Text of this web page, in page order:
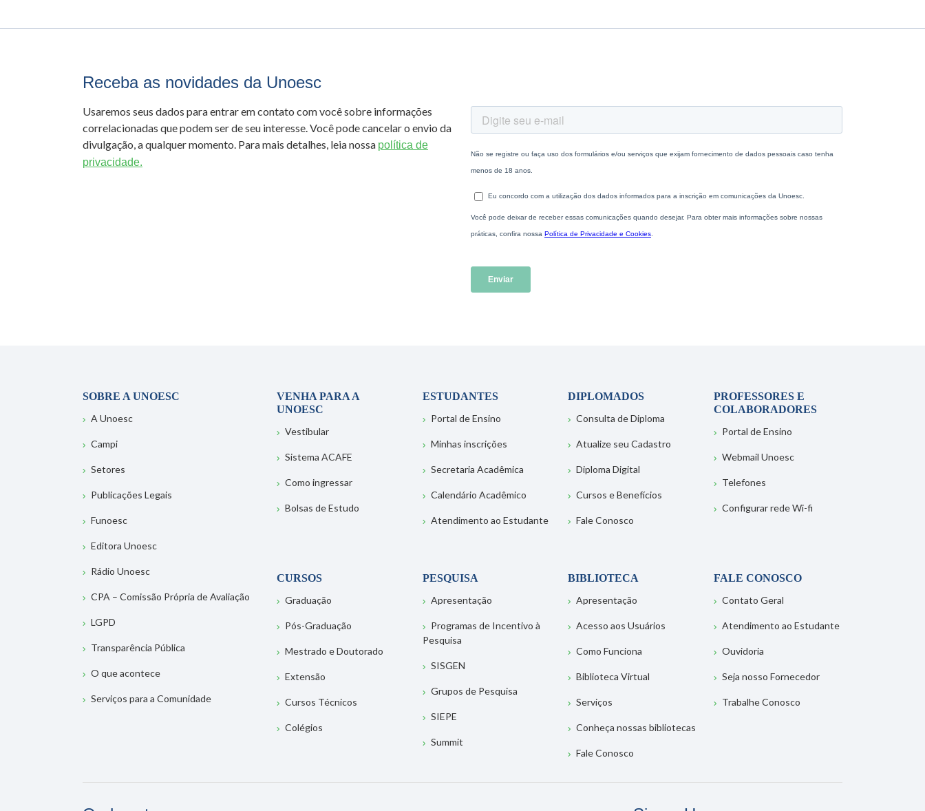
Receba as novidades da Unoesc
Usaremos seus dados para entrar em contato com você sobre informações
correlacionadas que podem ser de seu interesse. Você pode cancelar o envio da
divulgação, a qualquer momento. Para mais detalhes, leia nossa política de
privacidade.
SOBRE A UNOESC
A Unoesc
Campi
Setores
Publicações Legais
Funoesc
Editora Unoesc
Rádio Unoesc
CPA – Comissão Própria de Avaliação
LGPD
Transparência Pública
O que acontece
Serviços para a Comunidade
VENHA PARA A
UNOESC
Vestibular
Sistema ACAFE
Como ingressar
Bolsas de Estudo
ESTUDANTES
Portal de Ensino
Minhas inscrições
Secretaria Acadêmica
Calendário Acadêmico
Atendimento ao Estudante
DIPLOMADOS
Consulta de Diploma
Atualize seu Cadastro
Diploma Digital
Cursos e Benefícios
Fale Conosco
PROFESSORES E
COLABORADORES
Portal de Ensino
Webmail Unoesc
Telefones
Configurar rede Wi-fi
CURSOS
Graduação
Pós-Graduação
Mestrado e Doutorado
Extensão
Cursos Técnicos
Colégios
PESQUISA
Apresentação
Programas de Incentivo à
Pesquisa
SISGEN
Grupos de Pesquisa
SIEPE
Summit
BIBLIOTECA
Apresentação
Acesso aos Usuários
Como Funciona
Biblioteca Virtual
Serviços
Conheça nossas bibliotecas
Fale Conosco
FALE CONOSCO
Contato Geral
Atendimento ao Estudante
Ouvidoria
Seja nosso Fornecedor
Trabalhe Conosco